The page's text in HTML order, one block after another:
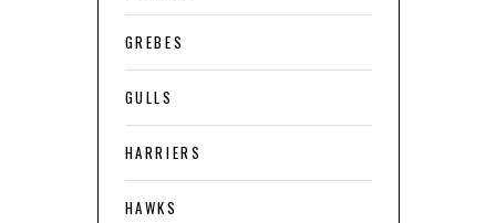
GREBES
GULLS
HARRIERS
HAWKS